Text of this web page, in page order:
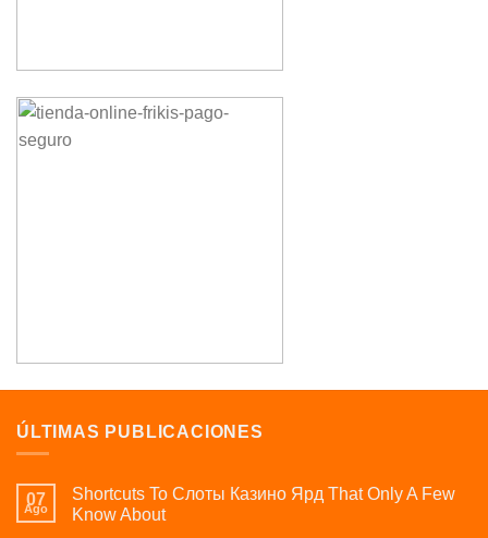
ÚLTIMAS PUBLICACIONES
07
Ago
Shortcuts To Слоты Казино Ярд That Only A Few
Know About